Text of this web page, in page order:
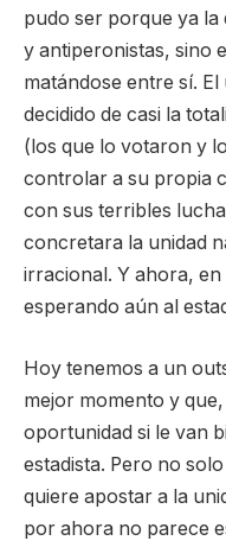
pudo ser porque ya la
y antiperonistas, sino
matándose entre sí.
decidido de casi la
(los que lo votaron y
controlar a su propia
con sus terribles
concretara la unidad
irracional. Y ahora, en
esperando aún al
Hoy tenemos a un
mejor momento y
oportunidad si le van
estadista. Pero no
quiere apostar a la
por ahora no parece